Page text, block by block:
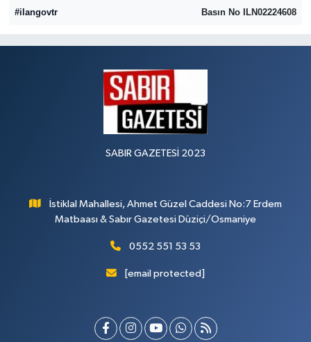
#ilangovtr
Basın No ILN02224608
SABIR GAZETESİ 2023
İstiklal Mahallesi, Ahmet Güzel Caddesi No:7 Erdem
Matbaası & Sabır Gazetesi Düziçi/Osmaniye
0552 551 53 53
[email protected]